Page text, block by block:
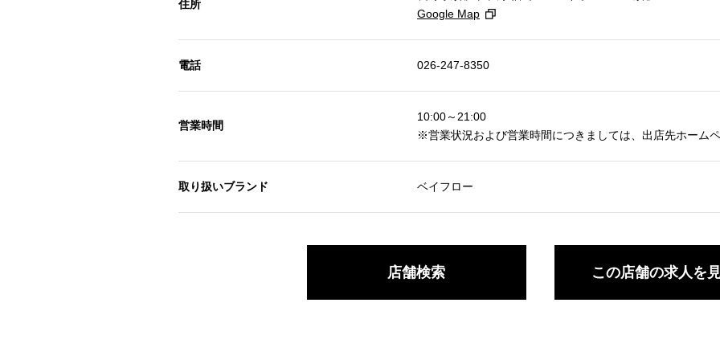
住所
Google Map
電話 026-247-8350
営業時間
10:00～21:00
※営業状況および営業時間につきましては、出店先ホーム
取り扱いブランド ベイフロー
店舗検索 この店舗の求人を